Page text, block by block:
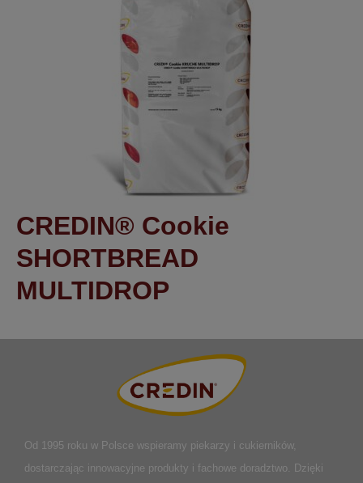
CREDIN® Cookie
SHORTBREAD
MULTIDROP
Od 1995 roku w Polsce wspieramy piekarzy i cukierników,
dostarczając innowacyjne produkty i fachowe doradztwo. Dzięki